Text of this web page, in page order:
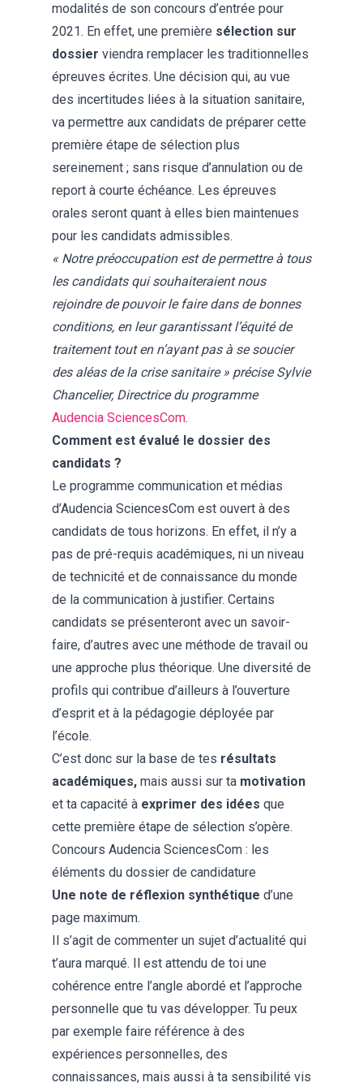
modalités de son concours d’entrée pour
2021. En effet, une première sélection sur
dossier viendra remplacer les traditionnelles
épreuves écrites. Une décision qui, au vue
des incertitudes liées à la situation sanitaire,
va permettre aux candidats de préparer cette
première étape de sélection plus
sereinement ; sans risque d’annulation ou de
report à courte échéance. Les épreuves
orales seront quant à elles bien maintenues
pour les candidats admissibles.
« Notre préoccupation est de permettre à tous
les candidats qui souhaiteraient nous
rejoindre de pouvoir le faire dans de bonnes
conditions, en leur garantissant l’équité de
traitement tout en n’ayant pas à se soucier
des aléas de la crise sanitaire » précise Sylvie
Chancelier, Directrice du programme
Audencia SciencesCom.
Comment est évalué le dossier des
candidats ?
Le programme communication et médias
d’Audencia SciencesCom est ouvert à des
candidats de tous horizons. En effet, il n’y a
pas de pré-requis académiques, ni un niveau
de technicité et de connaissance du monde
de la communication à justifier. Certains
candidats se présenteront avec un savoir-
faire, d’autres avec une méthode de travail ou
une approche plus théorique. Une diversité de
profils qui contribue d’ailleurs à l’ouverture
d’esprit et à la pédagogie déployée par
l’école.
C’est donc sur la base de tes résultats
académiques, mais aussi sur ta motivation
et ta capacité à exprimer des idées que
cette première étape de sélection s’opère.
Concours Audencia SciencesCom : les
éléments du dossier de candidature
Une note de réflexion synthétique d’une
page maximum.
Il s’agit de commenter un sujet d’actualité qui
t’aura marqué. Il est attendu de toi une
cohérence entre l’angle abordé et l’approche
personnelle que tu vas développer. Tu peux
par exemple faire référence à des
expériences personnelles, des
connaissances, mais aussi à ta sensibilité vis